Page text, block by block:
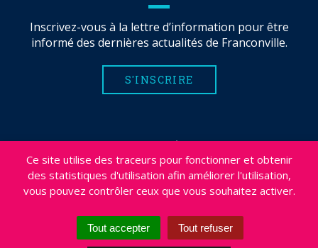
Ce site utilise des traceurs pour fonctionner et obtenir
des statistiques d'utilisation afin améliorer l'utilisation,
vous pouvez contrôler ceux que vous souhaitez activer.
Tout accepter Tout refuser
Inscrivez-vous à la lettre d’information pour être
informé des dernières actualités de Franconville.
S'INSCRIRE
MENTIONS LÉGALES
PLAN DU SITE
CRÉDITS
PROJETS
DÉSABONNEMENT NEWSLETTER
ACCESSIBILITÉ : NON CONFORME